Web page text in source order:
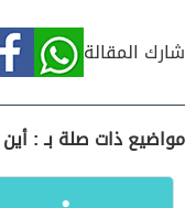
شارك المقالة
مواضيع ذات صلة بـ :